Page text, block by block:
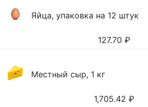
Яйца, упаковка на 12 штук
127.70 ₽
Местный сыр, 1 кг
1,705.42 ₽